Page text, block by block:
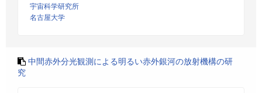
宇宙科学研究所
名古屋大学
中間赤外分光観測による明るい赤外銀河の放射機構の研
究